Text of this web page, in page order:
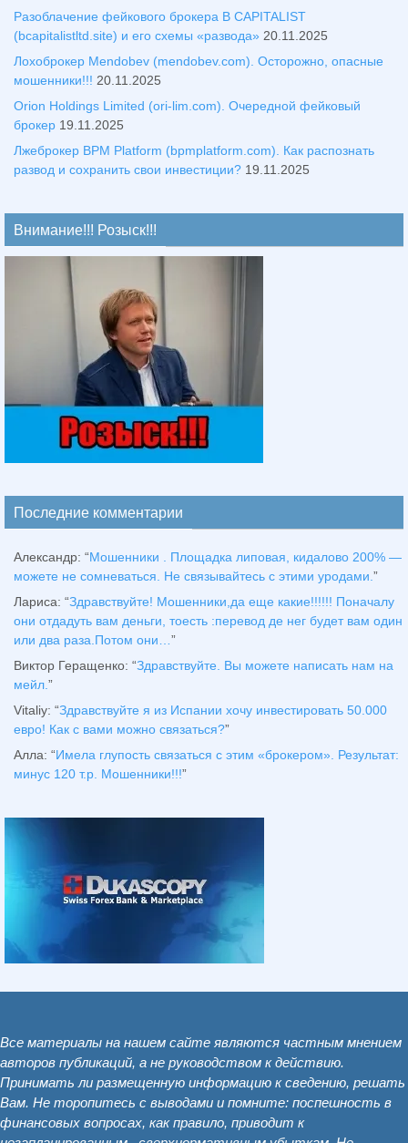
Разоблачение фейкового брокера B CAPITALIST
(bcapitalistltd.site) и его схемы «развода» 20.11.2025
Лохоброкер Mendobev (mendobev.com). Осторожно, опасные
мошенники!!! 20.11.2025
Orion Holdings Limited (ori-lim.com). Очередной фейковый
брокер 19.11.2025
Лжеброкер BPM Platform (bpmplatform.com). Как распознать
развод и сохранить свои инвестиции? 19.11.2025
Внимание!!! Розыск!!!
Последние комментарии
Александр: “Мошенники . Площадка липовая, кидалово 200% —
можете не сомневаться. Не связывайтесь с этими уродами. ”
Лариса: “Здравствуйтe! Мошенники,да еще какие!!!!!! Поначалу
они отдадуть вам деньги, тоесть :перевод де нег будет вам один
или два раза.Потом они… ”
Виктор Геращенко: “Здравствуйте. Вы можете написать нам на
мейл. ”
Vitaliy: “Здравствуйте я из Испании хочу инвестировать 50.000
евро! Как с вами можно связаться?”
Алла: “Имела глупость связаться с этим «брокером». Результат:
минус 120 т.р. Мошенники!!!”
Все материалы на нашем сайте являются частным мнением
авторов публикаций, а не руководством к действию.
Принимать ли размещенную информацию к сведению, решать
Вам. Не торопитесь с выводами и помните: поспешность в
финансовых вопросах, как правило, приводит к